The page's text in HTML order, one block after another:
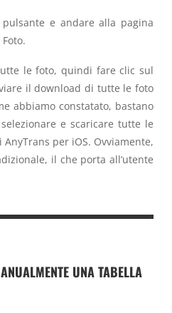
e andare alla pagina
le foto, quindi fare clic sul
il download di tutte le foto
abbiamo constatato, bastano
e scaricare tutte le
per iOS. Ovviamente,
il che porta all’utente
UNA TABELLA